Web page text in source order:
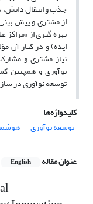
جذب و انتقال دانش،
از مشتری و پیش
بهره گیری از
ایده) و در کنار آن
نیاز مشتری و
نوآوری و همچنین
توسعه نوآوری در
کلیدواژه‌ها
توسعه نوآوری
عنوان مقاله English